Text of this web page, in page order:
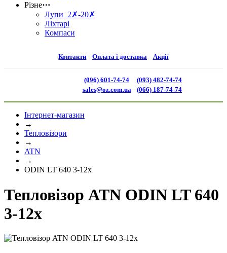
Різне⋯
Лупи 2✗-20✗
Ліхтарі
Компаси
Контакти Оплата і доставка Акції
(096) 601-74-74
sales@oz.com.ua
(093) 482-74-74
(066) 187-74-74
Інтернет-магазин
→
Тепловізори
→
ATN
→
ODIN LT 640 3-12x
Тепловізор ATN ODIN LT 640
3-12x